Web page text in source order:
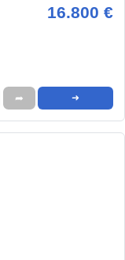
16.800 €
➦ ➜